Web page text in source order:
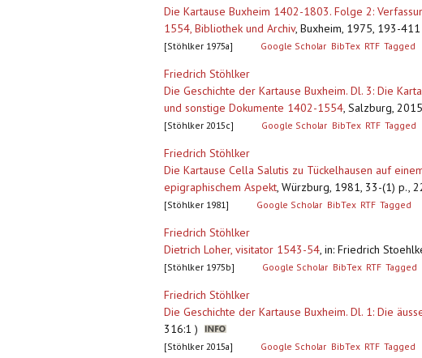
Die Kartause Buxheim 1402-1803. Folge 2:
1554, Bibliothek und Archiv, Buxheim, 1975, 193-
[Stöhlker 1975a] Google Scholar BibTex RTF Tagged
Friedrich Stöhlker
Die Geschichte der Kartause Buxheim. Dl. 3: Die
und sonstige Dokumente 1402-1554, Salzburg,
[Stöhlker 2015c] Google Scholar BibTex RTF Tagged
Friedrich Stöhlker
Die Kartause Cella Salutis zu Tückelhausen auf
epigraphischem Aspekt, Würzburg, 1981, 33-(1) p.,
[Stöhlker 1981] Google Scholar BibTex RTF Tagged
Friedrich Stöhlker
Dietrich Loher, visitator 1543-54, in: Friedrich
[Stöhlker 1975b] Google Scholar BibTex RTF Tagged
Friedrich Stöhlker
Die Geschichte der Kartause Buxheim. Dl. 1: Die
316:1 )
[Stöhlker 2015a] Google Scholar BibTex RTF Tagged